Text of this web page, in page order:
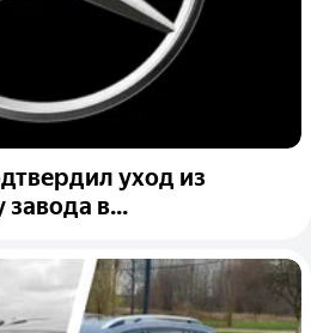
уход из
в...